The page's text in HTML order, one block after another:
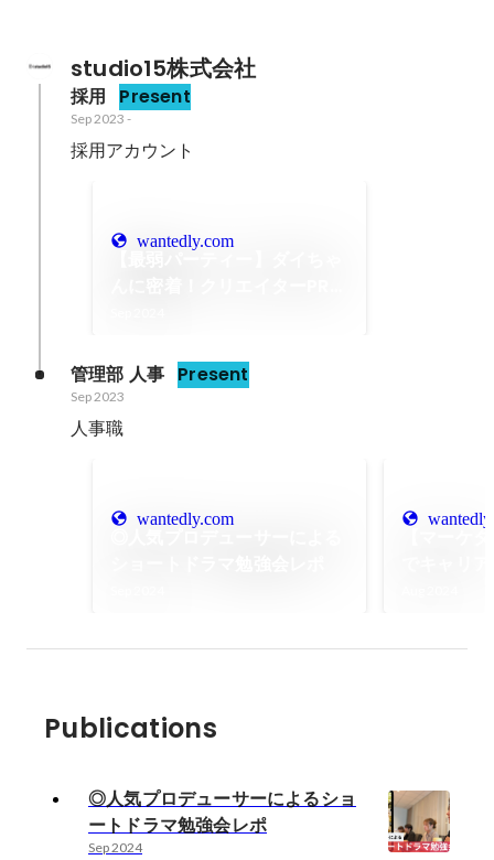
studio15株式会社
採用 Present
Sep 2023 -
採用アカウント
wantedly.com
管理部 人事 Present
Sep 2023
人事職
wantedly.com
Publications
◎人気プロデューサーによるショ
ートドラマ勉強会レポ
Sep 2024